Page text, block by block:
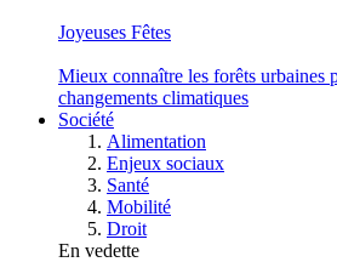
Joyeuses Fêtes
Mieux connaître les forêts urbaines
changements climatiques
Société
Alimentation
Enjeux sociaux
Santé
Mobilité
Droit
En vedette